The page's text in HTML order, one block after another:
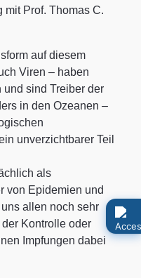
mit Prof. Thomas C.
auf diesem
Viren – haben
sind Treiber der
in den Ozeanen –
unverzichtbarer Teil
als
von Epidemien und
allen noch sehr
Kontrolle oder
Impfungen dabei